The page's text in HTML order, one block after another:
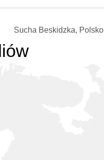
Sucha Beskidzka, Polsko